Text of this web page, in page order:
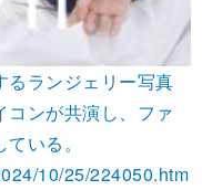
るランジェリー写真
ンが共演し、ファ
いる。
10/25/224050.htm